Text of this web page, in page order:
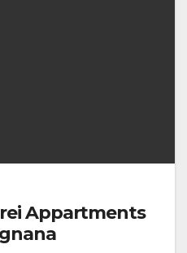
Appartments